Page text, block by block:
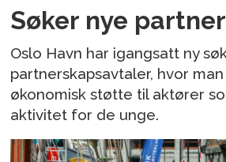
Søker nye
Oslo Havn har igangsatt ny
partnerskapsavtaler, hvor
økonomisk støtte til aktører
aktivitet for de unge.